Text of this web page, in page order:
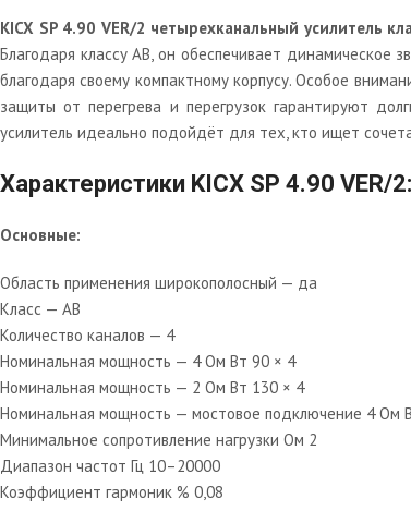
KICX SP 4.90 VER/2 четырехканальный усилитель
Благодаря классу AB, он обеспечивает динамическое
благодаря своему компактному корпусу. Особое
защиты от перегрева и перегрузок гарантируют
усилитель идеально подойдёт для тех, кто ищет
Характеристики KICX SP 4.90 VER/2:
Основные:
Область применения широкополосный — да
Класс — AB
Количество каналов — 4
Номинальная мощность — 4 Oм Вт 90 × 4
Номинальная мощность — 2 Oм Вт 130 × 4
Номинальная мощность — мостовое подключение 4 Oм
Минимальное сопротивление нагрузки Ом 2
Диапазон частот Гц 10–20000
Коэффициент гармоник % 0,08